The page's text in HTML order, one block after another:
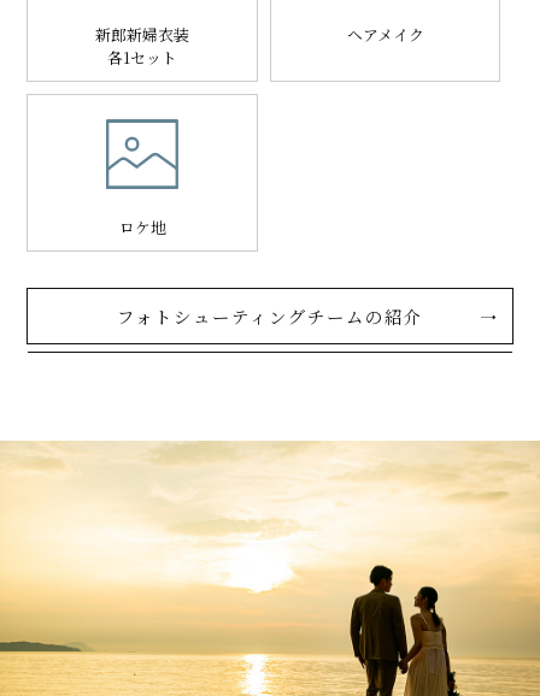
新郎新婦衣装
各1セット
ヘアメイク
ロケ地
フォトシューティングチームの紹介